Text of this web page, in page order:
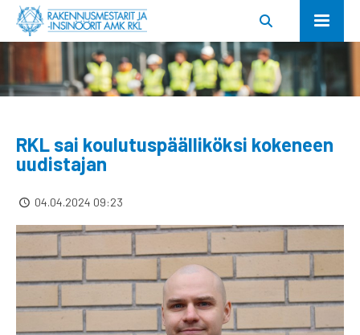
RKL sai koulutuspäälliköksi kokeneen
uudistajan
04.04.2024 09:23